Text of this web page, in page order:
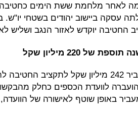
לאחר מלחמת ששת הימים
יוקדש לאזור הנגב ושליש
220 מיליון שקל
משרד האוצר מבקש להעביר 242 מיליון שקל
לוועדת הכספים כחלק מהבקשות
באופן שוטף לאישורה של